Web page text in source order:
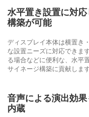
水平置き設置に対
構築が可能
ディスプレイ本体は横置き
な設置ニーズに対応できま
る場合などに便利な、水平
サイネージ構築に貢献します
音声による演出効
内蔵